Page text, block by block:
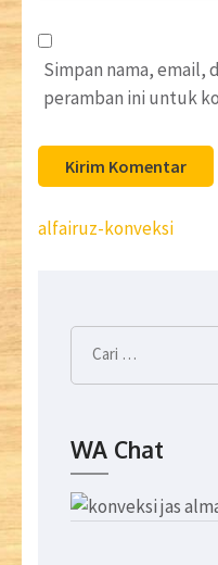
Simpan nama, email,
peramban ini untuk
Navigasi
alfairuz-konveksi
Cari
untuk:
WA Chat